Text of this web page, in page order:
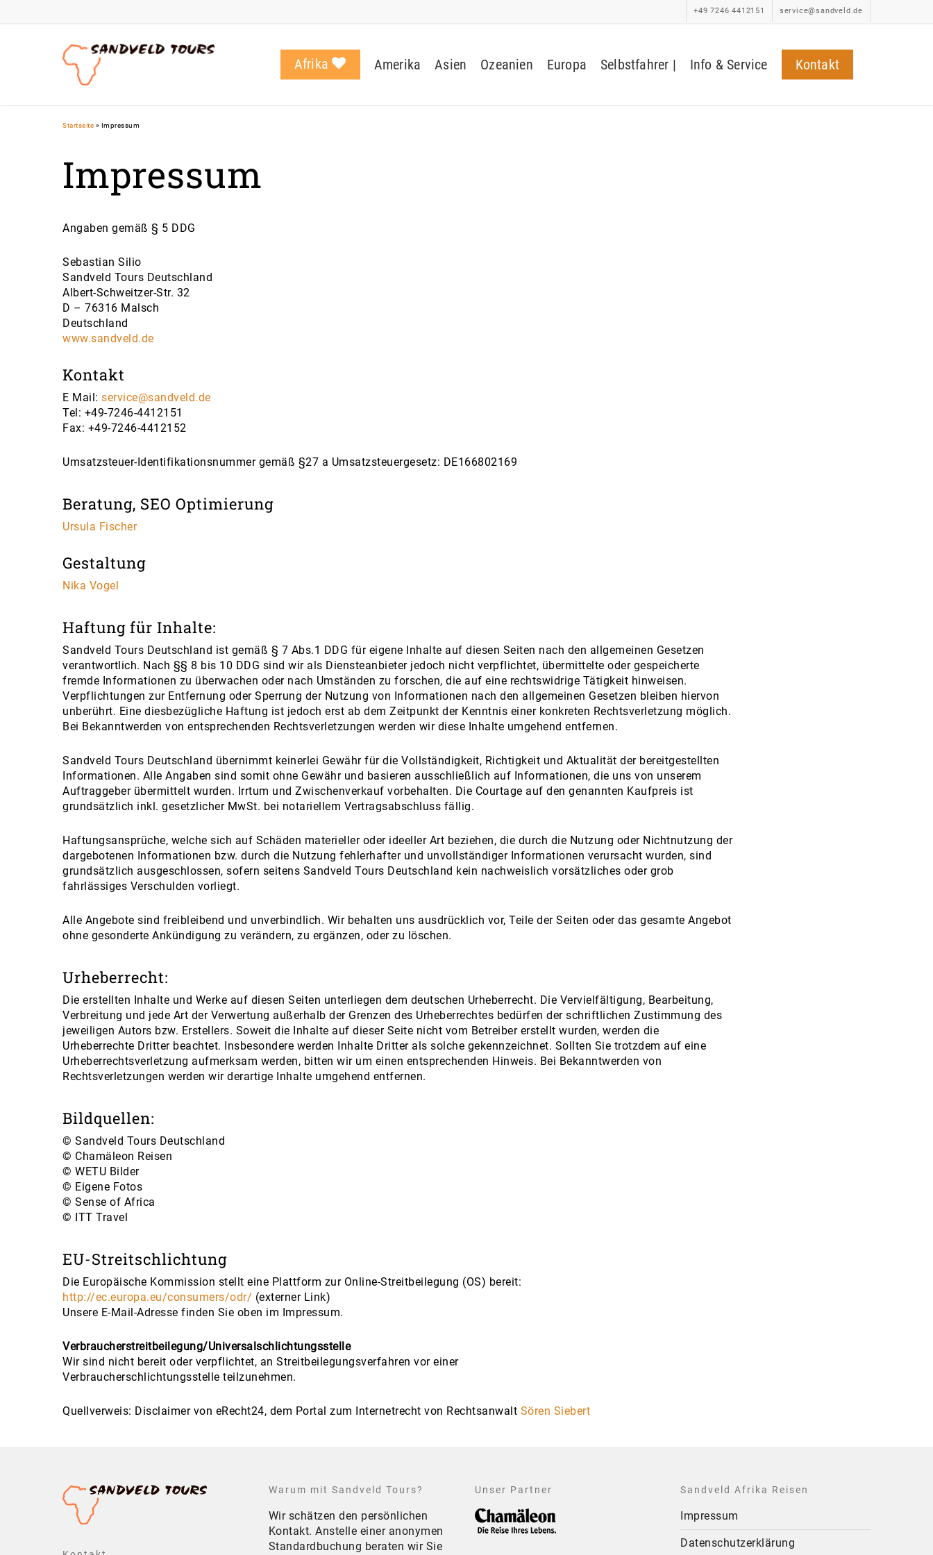
to
+49 7246 4412151 service@sandveld.de
Afrika Amerika Asien Ozeanien Europa Selbstfahrer | Info & Service Kontakt
Startseite » Impressum
Impressum
Angaben gemäß § 5 DDG
Sebastian Silio
Sandveld Tours Deutschland
Albert-Schweitzer-Str. 32
D – 76316 Malsch
Deutschland
www.sandveld.de
Kontakt
E Mail:service@sandveld.de
Tel: +49-7246-4412151
Fax: +49-7246-4412152
Umsatzsteuer-Identifikationsnummer gemäß §27 a Umsatzsteuergesetz: DE166802169
Beratung, SEO Optimierung
Ursula Fischer
Gestaltung
Nika Vogel
Haftung für Inhalte:
Sandveld Tours Deutschland ist gemäß § 7 Abs.1 DDG für eigene Inhalte auf diesen Seiten nach den allgemeinen Gesetzen
verantwortlich. Nach §§ 8 bis 10 DDG sind wir als Diensteanbieter jedoch nicht verpflichtet, übermittelte oder gespeicherte
fremde Informationen zu überwachen oder nach Umständen zu forschen, die auf eine rechtswidrige Tätigkeit hinweisen.
Verpflichtungen zur Entfernung oder Sperrung der Nutzung von Informationen nach den allgemeinen Gesetzen bleiben hiervon
unberührt. Eine diesbezügliche Haftung ist jedoch erst ab dem Zeitpunkt der Kenntnis einer konkreten Rechtsverletzung möglich.
Bei Bekanntwerden von entsprechenden Rechtsverletzungen werden wir diese Inhalte umgehend entfernen.
Sandveld Tours Deutschland übernimmt keinerlei Gewähr für die Vollständigkeit, Richtigkeit und Aktualität der bereitgestellten
Informationen. Alle Angaben sind somit ohne Gewähr und basieren ausschließlich auf Informationen, die uns von unserem
Auftraggeber übermittelt wurden. Irrtum und Zwischenverkauf vorbehalten. Die Courtage auf den genannten Kaufpreis ist
grundsätzlich inkl. gesetzlicher MwSt. bei notariellem Vertragsabschluss fällig.
Haftungsansprüche, welche sich auf Schäden materieller oder ideeller Art beziehen, die durch die Nutzung oder Nichtnutzung der
dargebotenen Informationen bzw. durch die Nutzung fehlerhafter und unvollständiger Informationen verursacht wurden, sind
grundsätzlich ausgeschlossen, sofern seitens Sandveld Tours Deutschland kein nachweislich vorsätzliches oder grob
fahrlässiges Verschulden vorliegt.
Alle Angebote sind freibleibend und unverbindlich. Wir behalten uns ausdrücklich vor, Teile der Seiten oder das gesamte Angebot
ohne gesonderte Ankündigung zu verändern, zu ergänzen, oder zu löschen.
Urheberrecht:
Die erstellten Inhalte und Werke auf diesen Seiten unterliegen dem deutschen Urheberrecht. Die Vervielfältigung, Bearbeitung,
Verbreitung und jede Art der Verwertung außerhalb der Grenzen des Urheberrechtes bedürfen der schriftlichen Zustimmung des
jeweiligen Autors bzw. Erstellers. Soweit die Inhalte auf dieser Seite nicht vom Betreiber erstellt wurden, werden die
Urheberrechte Dritter beachtet. Insbesondere werden Inhalte Dritter als solche gekennzeichnet. Sollten Sie trotzdem auf eine
Urheberrechtsverletzung aufmerksam werden, bitten wir um einen entsprechenden Hinweis. Bei Bekanntwerden von
Rechtsverletzungen werden wir derartige Inhalte umgehend entfernen.
Bildquellen:
© Sandveld Tours Deutschland
© Chamäleon Reisen
© WETU Bilder
© Eigene Fotos
© Sense of Africa
© ITT Travel
EU-Streitschlichtung
Die Europäische Kommission stellt eine Plattform zur Online-Streitbeilegung (OS) bereit:
http://ec.europa.eu/consumers/odr/ (externer Link)
Unsere E-Mail-Adresse finden Sie oben im Impressum.
Verbraucherstreitbeilegung/Universalschlichtungsstelle
Wir sind nicht bereit oder verpflichtet, an Streitbeilegungsverfahren vor einer
Verbraucherschlichtungsstelle teilzunehmen.
Quellverweis: Disclaimer von eRecht24, dem Portal zum Internetrecht von Rechtsanwalt Sören Siebert
Warum mit Sandveld Tours?
Wir schätzen den persönlichen
Kontakt. Anstelle einer anonymen
Standardbuchung beraten wir Sie
Unser Partner Sandveld Afrika Reisen
Impressum
Datenschutzerklärung